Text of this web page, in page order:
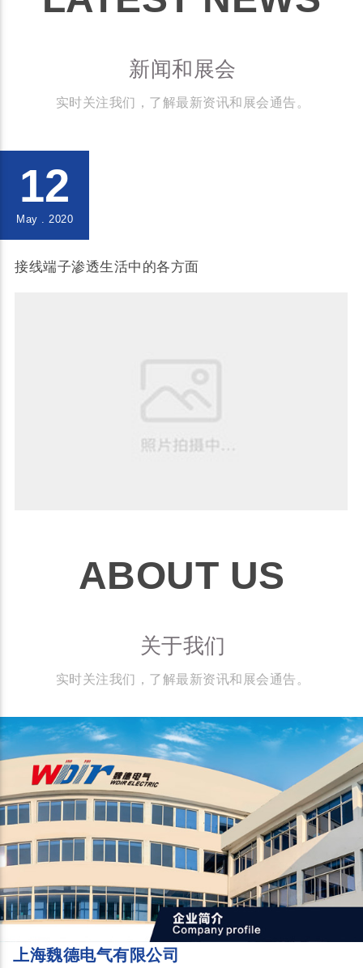
新闻和展会
实时关注我们，了解最新资讯和展会通告。
12
May . 2020
接线端子渗透生活中的各方面
ABOUT US
关于我们
实时关注我们，了解最新资讯和展会通告。
上海魏德电气有限公司